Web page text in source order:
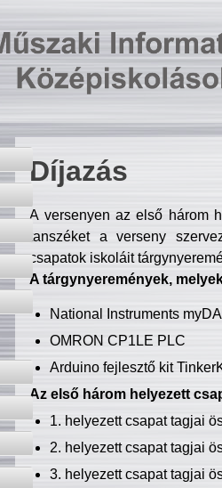
Díjazás
A versenyen az első három
tanszéket a verseny
csapatok iskoláit
A tárgynyeremények,
National Instruments
OMRON CP1LE PLC
Arduino fejlesztő kit
Az első három helyezett
1. helyezett csapat tagjai
2. helyezett csapat tagjai
3. helyezett csapat tagjai